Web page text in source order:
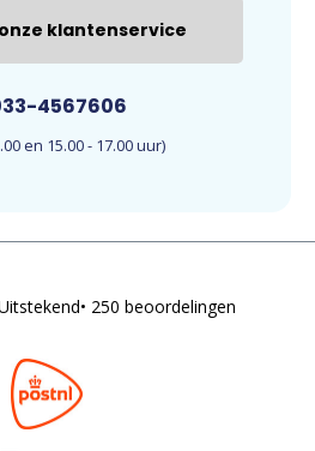
klantenservice
4567606
en 15.00 - 17.00 uur)
• 250 beoordelingen